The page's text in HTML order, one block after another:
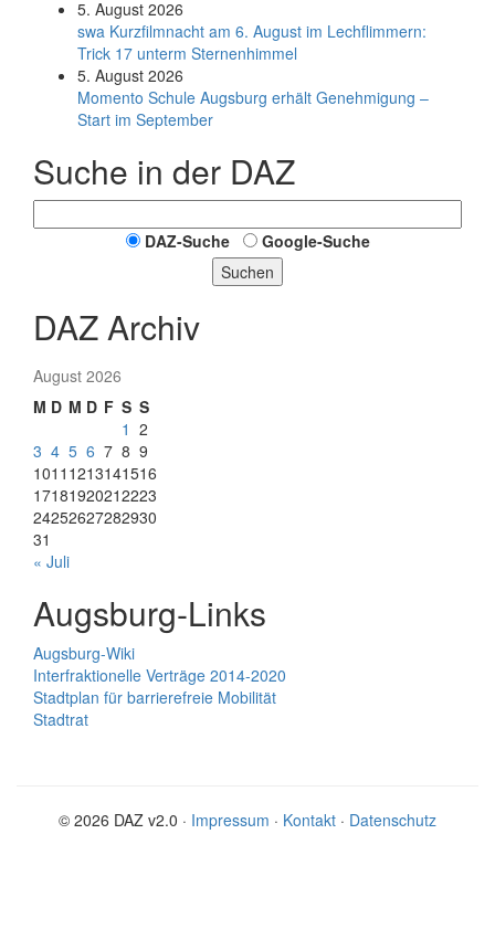
5. August 2026
swa Kurz­film­nacht am 6. August im Lech­flim­mern:
Trick 17 unterm Sternen­himmel
5. August 2026
Momento Schule Augsburg erhält Genehmigung –
Start im September
Suche in der DAZ
DAZ-Suche
Google-Suche
Suchen
DAZ Archiv
August 2026
M D M D F S S
1 2
3 4 5 6 7 8 9
1011 1213141516
17181920212223
24252627282930
31
« Juli
Augsburg-Links
Augsburg-Wiki
Interfraktionelle Verträge 2014-2020
Stadtplan für barrierefreie Mobilität
Stadtrat
© 2026 DAZ v2.0 · Impressum · Kontakt · Datenschutz